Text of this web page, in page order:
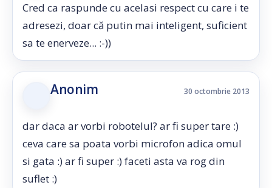
Cred ca raspunde cu acelasi respect cu care i te
adresezi, doar că putin mai inteligent, suficient
sa te enerveze... :-))
Anonim 30 octombrie 2013
dar daca ar vorbi robotelul? ar fi super tare :)
ceva care sa poata vorbi microfon adica omul
si gata :) ar fi super :) faceti asta va rog din
suflet :)